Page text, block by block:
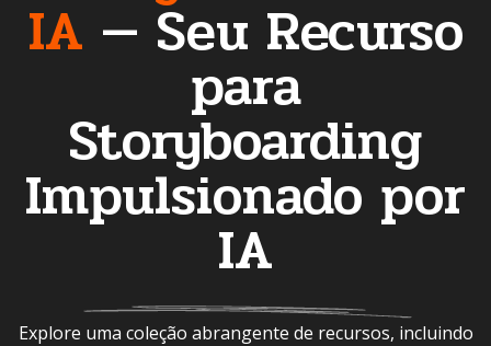
IA —Seu Recurso
para
Storyboarding
Impulsionado por
IA
Explore uma coleção abrangente de recursos, incluindo